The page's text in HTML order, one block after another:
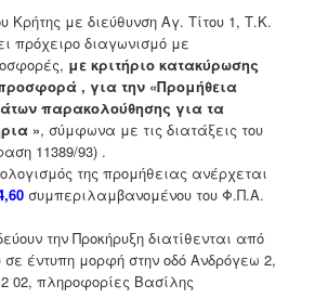
Κρήτης με διεύθυνση Αγ. Τίτου 1, Τ.Κ.
πρόχειρο διαγωνισμό με
με κριτήριο κατακύρωσης
, για την «Προμήθεια
παρακολούθησης για τα
», σύμφωνα με τις διατάξεις του
11389/93) .
της προμήθειας ανέρχεται
συμπεριλαμβανομένου του Φ.Π.Α.
την Προκήρυξη διατίθενται από
έντυπη μορφή στην οδό Ανδρόγεω 2,
02, πληροφορίες Βασίλης